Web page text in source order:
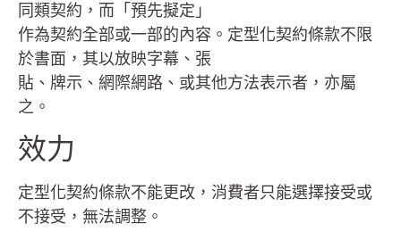
同類契約，而「預先擬定」
作為契約全部或一部的內容。定型化契約條款不限
於書面，其以放映字幕、張
貼、牌示、網際網路、或其他方法表示者，亦屬
之。
效力
定型化契約條款不能更改，消費者只能選擇接受或
不接受，無法調整。